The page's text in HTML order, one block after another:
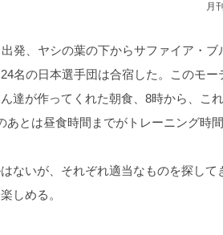
月
発、ヤシの葉の下からサファイア・
名の日本選手団は合宿した。このモ
達が作ってくれた朝食、8時から、こ
あとは昼食時間までがトレーニング時
ないが、それぞれ適当なものを探して
しめる。